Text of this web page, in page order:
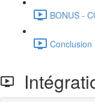
BONUS -
Conclusion